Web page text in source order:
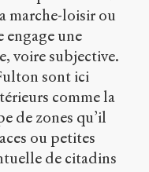
marche-loisir ou
engage une
voire subjective.
sont ici
comme la
de zones qu’il
ou petites
de citadins